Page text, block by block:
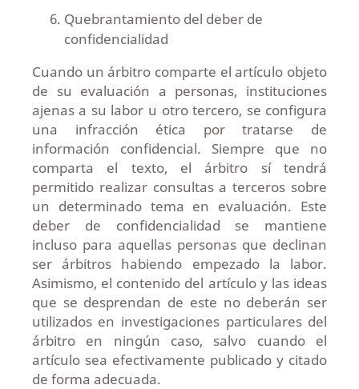
Quebrantamiento del deber de
confidencialidad
Cuando un árbitro comparte el artículo objeto
de su evaluación a personas, instituciones
ajenas a su labor u otro tercero, se configura
una infracción ética por tratarse de
información confidencial. Siempre que no
comparta el texto, el árbitro sí tendrá
permitido realizar consultas a terceros sobre
un determinado tema en evaluación. Este
deber de confidencialidad se mantiene
incluso para aquellas personas que declinan
ser árbitros habiendo empezado la labor.
Asimismo, el contenido del artículo y las ideas
que se desprendan de este no deberán ser
utilizados en investigaciones particulares del
árbitro en ningún caso, salvo cuando el
artículo sea efectivamente publicado y citado
de forma adecuada.